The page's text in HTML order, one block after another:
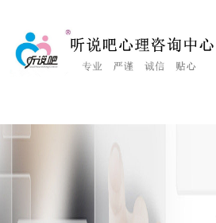
<%Response.Status="404 Moved